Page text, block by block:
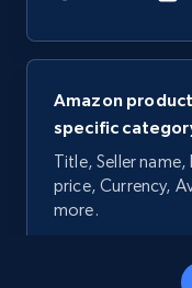
Amazon
specific
Title, Seller
price, Currency,
more.